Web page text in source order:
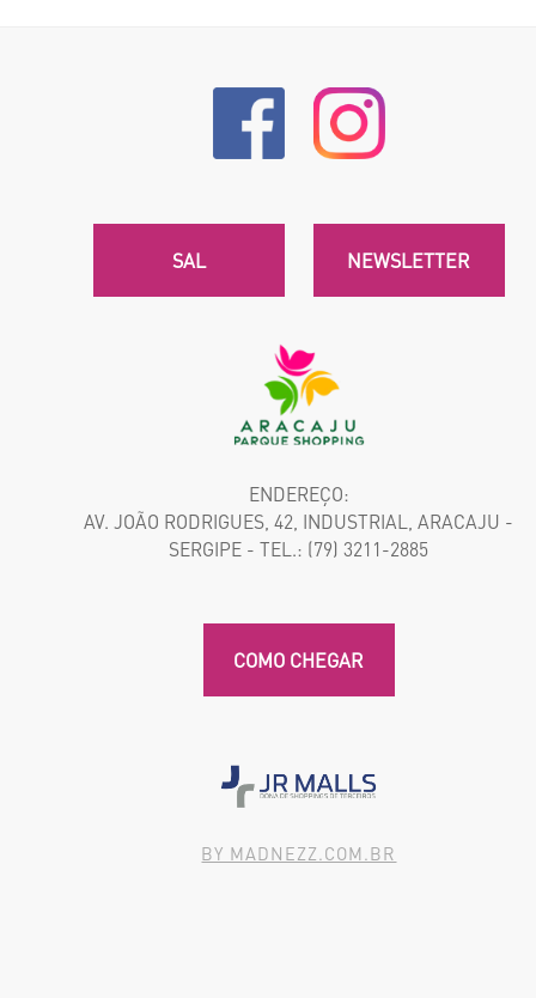
SAL NEWSLETTER
ENDEREÇO:
AV. JOÃO RODRIGUES, 42, INDUSTRIAL, ARACAJU -
SERGIPE - TEL.: (79) 3211-2885
COMO CHEGAR
BY MADNEZZ.COM.BR